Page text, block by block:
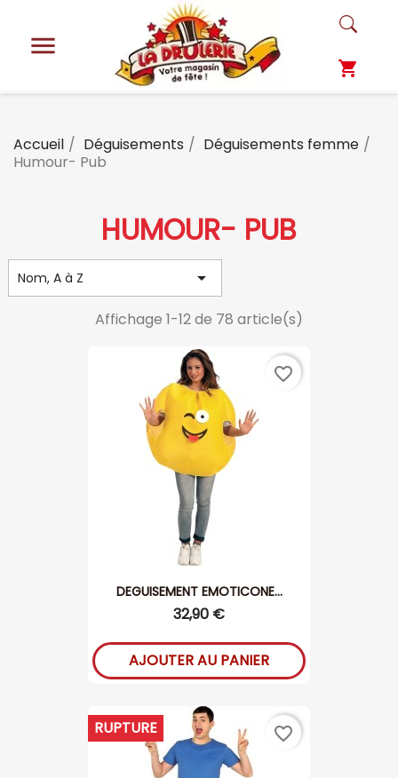

shopping_cart
Accueil Déguisements
Déguisements femme
Humour- Pub
HUMOUR- PUB
Nom, A à Z 
Affichage 1-12 de 78 article(s)
DEGUISEMENT EMOTICONE...
32,90 €
AJOUTER AU PANIER
favorite_border
RUPTURE favorite_border